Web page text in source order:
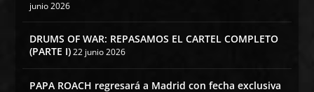
junio 2026
DRUMS OF WAR: REPASAMOS EL CARTEL COMPLETO
(PARTE I) 22 junio 2026
PAPA ROACH regresará a Madrid con fecha exclusiva